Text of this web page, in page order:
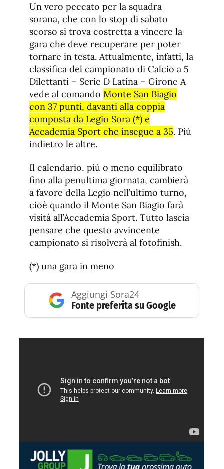
Un vero peccato per la squadra
sorana, che con lo stop di sabato
scorso si trova costretta a vincere la
gara che deve recuperare per poter
tornare in testa. Attualmente, infatti, la
classifica del campionato di Calcio a 5
Dilettanti – Serie D Latina – Girone A
vede al comando Monte San Biagio
con 37 punti, davanti alla coppia
composta da Legio Sora (*) e
Accademia Sport che insegue a 35. Più
indietro le altre.
Il calendario, più o meno equilibrato
fino alla penultima giornata, cambierà
a favore della Legio nell’ultimo turno,
cioè quando il Monte San Biagio farà
visità all’Accademia Sport. Tutto lascia
pensare che questo avvincente
campionato si risolverà al fotofinish.
(*) una gara in meno
Aggiungi Sora24
Fonte preferita su Google